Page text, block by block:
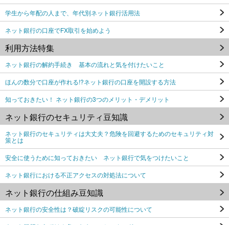
学生から年配の人まで、年代別ネット銀行活用法
ネット銀行の口座でFX取引を始めよう
利用方法特集
ネット銀行の解約手続き 基本の流れと気を付けたいこと
ほんの数分で口座が作れる!?ネット銀行の口座を開設する方法
知っておきたい！ ネット銀行の3つのメリット・デメリット
ネット銀行のセキュリティ豆知識
ネット銀行のセキュリティは大丈夫？危険を回避するためのセキュリティ対
策とは
安全に使うために知っておきたい ネット銀行で気をつけたいこと
ネット銀行における不正アクセスの対処法について
ネット銀行の仕組み豆知識
ネット銀行の安全性は？破綻リスクの可能性について